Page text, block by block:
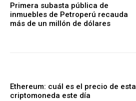
Primera subasta pública de
inmuebles de Petroperú recauda
más de un millón de dólares
Ethereum: cuál es el precio de esta
criptomoneda este día